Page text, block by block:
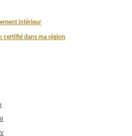
intérieur
certifié dans ma région